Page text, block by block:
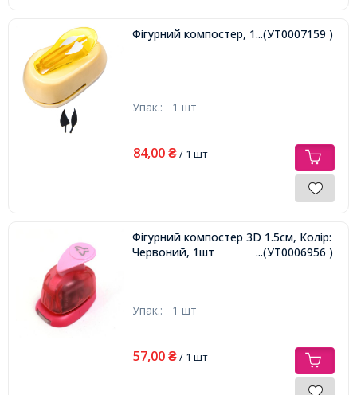
Фігурний компостер, 1шт ...(УТ0007159 )
Упак.: 1 шт
84,00 ₴/ 1 шт
Фігурний компостер 3D 1.5см, Колір:
Червоний, 1шт
...(УТ0006956 )
Упак.: 1 шт
57,00 ₴/ 1 шт